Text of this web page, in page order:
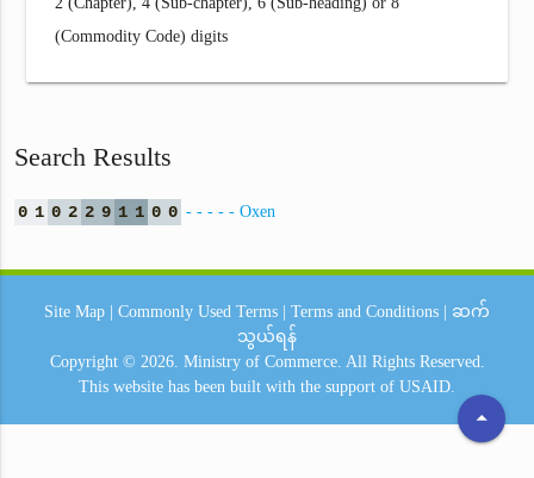
(Commodity Code) digits
Search Results
0 1 0 2 2 9 1 1 0 0 - - - - - Oxen
arrow_drop_up
Site Map Commonly Used Terms Terms and Conditions
ဆက်
သွယ်ရန်
Copyright © 2026. Ministry of Commerce. All Rights Reserved.
This website has been built with the support of USAID.